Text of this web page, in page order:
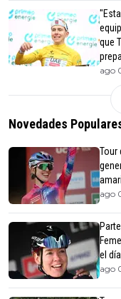
que
ago
Novedades
Tour
ago
el
ago